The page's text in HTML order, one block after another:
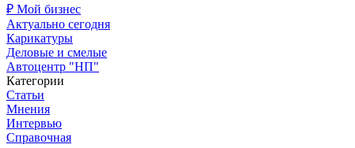
₽ Мой бизнес
Актуально сегодня
Карикатуры
Деловые и смелые
Автоцентр "НП"
Категории
Статьи
Мнения
Интервью
Справочная